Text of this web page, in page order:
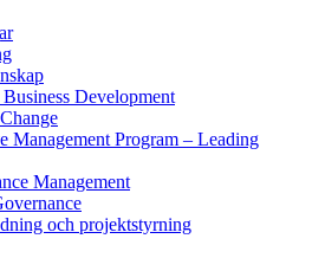
Business Development
Management Program – Leading
Management
och projektstyrning